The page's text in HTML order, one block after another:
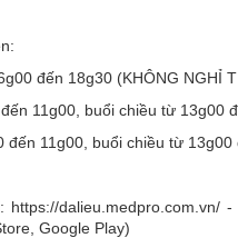
đến 18g30 (KHÔNG NGHỈ
11g00, buổi chiều từ 13g00
đến 11g00, buổi chiều từ 13g00
dalieu.medpro.com.vn/
Google Play)